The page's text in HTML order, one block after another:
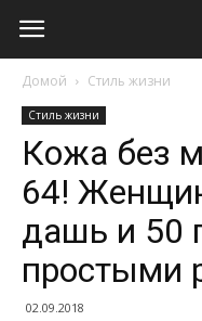
Домой Стиль жизни
Стиль жизни
Кожа без
64!
дашь и 50
простыми
02.09.2018